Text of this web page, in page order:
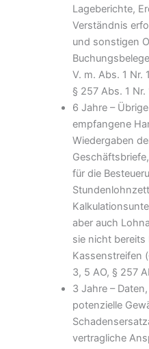
Lageberichte,
Verständnis
und sonstigen
V. m. Abs. 1 Nr.
§ 257 Abs. 1
6 Jahre –
empfangene
Wiedergaben
für die
aber auch
sie nicht bereits
Kassenstreifen
3, 5 AO, § 257
3 Jahre –
potenzielle
vertragliche